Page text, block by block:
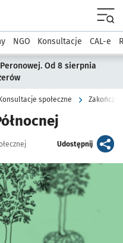
Rozmawia
NGO Konsultacje CAL-e
Od 8 sierpnia
Konsultacje społeczne
Udostępnijartykuł